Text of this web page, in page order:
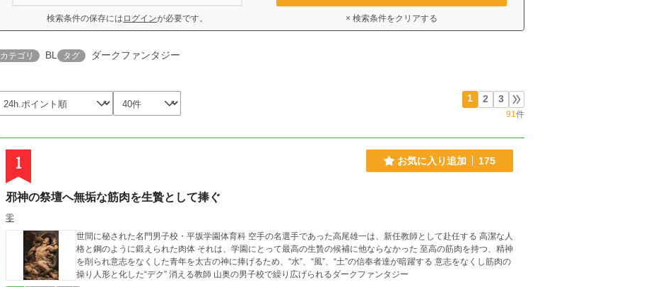
検索条件の保存には ログインが必要です。 × 検索条件をクリアする
カテゴリ BL タグ ダークファンタジー
1 2 3
91件
1 お気に入り追加 175
邪神の祭壇へ無垢な筋肉を生贄として捧ぐ
零
世間に秘された名門男子校・平坂学園体育科 空手の名選手であった高尾雄一は、新任教師として赴任する 高潔な人
格と鋼のように鍛えられた肉体 それは、学園にとって最高の生贄の候補に他ならなかった 至高の筋肉を持つ、精神
を削られ意志をなくした青年を太古の神に捧げるため、“水”、“風”、“土”の信奉者達が暗躍する 意志をなくし筋肉の
操り人形と化した“デク” 消える教師 山奥の男子校で繰り広げられるダークファンタジー